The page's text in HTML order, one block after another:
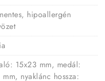
hipoallergén
15x23 mm, medál:
nyaklánc hossza: